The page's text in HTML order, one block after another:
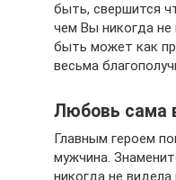
быть, свершится
чем Вы никогда
быть может как
весьма
Любовь сама
Главным героем
мужчина.
никогда не